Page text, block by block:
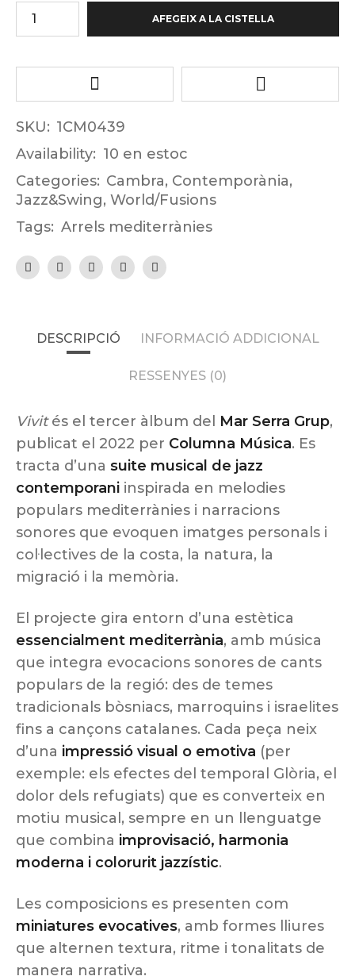
AFEGEIX A LA CISTELLA
SKU: 1CM0439
Availability: 10 en estoc
Categories: Cambra, Contemporània,
Jazz&Swing, World/Fusions
Tags: Arrels mediterrànies
DESCRIPCIÓ INFORMACIÓ ADDICIONAL
RESSENYES (0)
Vivités el tercer àlbum del Mar Serra Grup,
publicat el 2022 per Columna Música. Es
tracta d’una suite musical de jazz
contemporani inspirada en melodies
populars mediterrànies i narracions
sonores que evoquen imatges personals i
col·lectives de la costa, la natura, la
migració i la memòria.
El projecte gira entorn d’una estètica
essencialment mediterrània, amb música
que integra evocacions sonores de cants
populars de la regió: des de temes
tradicionals bòsniacs, marroquins i israelites
fins a cançons catalanes. Cada peça neix
d’una impressió visual o emotiva (per
exemple: els efectes del temporal Glòria, el
dolor dels refugiats) que es converteix en
motiu musical, sempre en un llenguatge
que combina improvisació, harmonia
moderna i colorurit jazzístic.
Les composicions es presenten com
miniatures evocatives, amb formes lliures
que alternen textura, ritme i tonalitats de
manera narrativa.